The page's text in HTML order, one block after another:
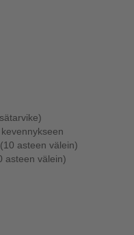
asteen välein)
asteen välein)